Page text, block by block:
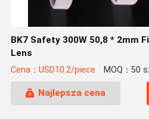
BK7 Safety 300W 50,8 * 2mm
Lens
Cena：USD10.2/piece MOQ：50
Najlepsza cena